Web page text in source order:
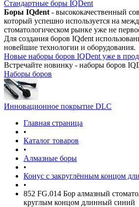
Стандартные боры IQDent
Боры IQdent - высококачественный
который успешно используется на
стоматологическом рынке уже не
Для создания боров IQdent
новейшие технологии и оборудования.
Новые наборы боров IQDent уже в
Встречайте новинку - наборы боров
Наборы боров
Инновационное покрытие DLC
Главная страница
•
Каталог товаров
•
Алмазные боры
•
Конус с закруглённым концом
•
852 FG.014 Бор алмазный
круглым концом длинный синий